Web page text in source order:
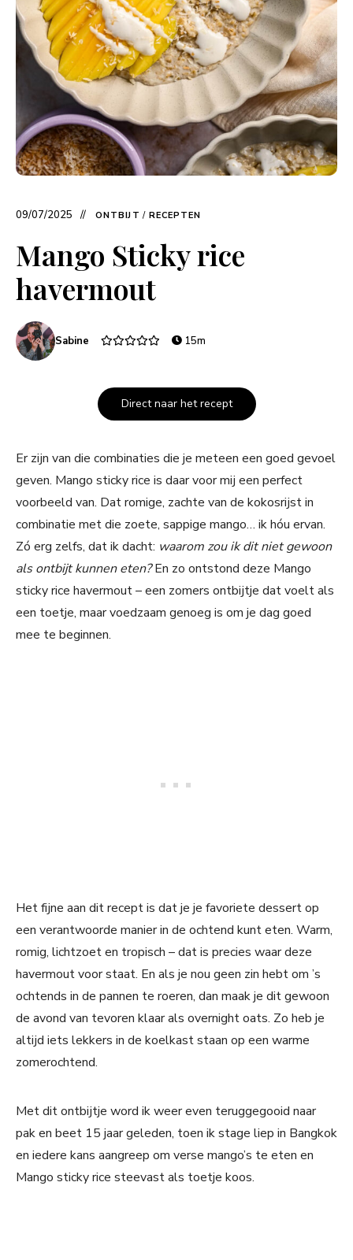
09/07/2025 ONTBIJT / RECEPTEN
Mango Sticky rice
havermout
Sabine 15m
Direct naar het recept
Er zijn van die combinaties die je meteen een goed gevoel
geven. Mango sticky rice is daar voor mij een perfect
voorbeeld van. Dat romige, zachte van de kokosrijst in
combinatie met die zoete, sappige mango… ik hóu ervan.
Zó erg zelfs, dat ik dacht: waarom zou ik dit niet gewoon
als ontbijt kunnen eten?En zo ontstond deze Mango
sticky rice havermout – een zomers ontbijtje dat voelt als
een toetje, maar voedzaam genoeg is om je dag goed
mee te beginnen.
Het fijne aan dit recept is dat je je favoriete dessert op
een verantwoorde manier in de ochtend kunt eten. Warm,
romig, lichtzoet en tropisch – dat is precies waar deze
havermout voor staat. En als je nou geen zin hebt om ’s
ochtends in de pannen te roeren, dan maak je dit gewoon
de avond van tevoren klaar als overnight oats. Zo heb je
altijd iets lekkers in de koelkast staan op een warme
zomerochtend.
Met dit ontbijtje word ik weer even teruggegooid naar
pak en beet 15 jaar geleden, toen ik stage liep in Bangkok
en iedere kans aangreep om verse mango’s te eten en
Mango sticky rice steevast als toetje koos.